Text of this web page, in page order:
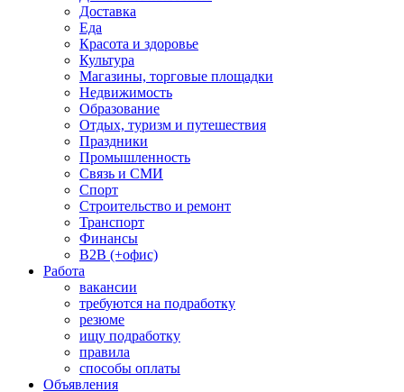
Доставка
Еда
Красота и здоровье
Культура
Магазины, торговые площадки
Недвижимость
Образование
Отдых, туризм и путешествия
Праздники
Промышленность
Связь и СМИ
Спорт
Строительство и ремонт
Транспорт
Финансы
B2B (+офис)
Работа
вакансии
требуются на подработку
резюме
ищу подработку
правила
способы оплаты
Объявления